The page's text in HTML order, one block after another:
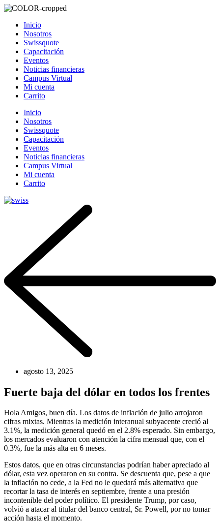
Inicio
Nosotros
Swissquote
Capacitación
Eventos
Noticias financieras
Campus Virtual
Mi cuenta
Carrito
Inicio
Nosotros
Swissquote
Capacitación
Eventos
Noticias financieras
Campus Virtual
Mi cuenta
Carrito
agosto 13, 2025
Fuerte baja del dólar en todos los frentes
Hola Amigos, buen día. Los datos de inflación de julio arrojaron
cifras mixtas. Mientras la medición interanual subyacente creció al
3.1%, la medición general quedó en el 2.8% esperado. Sin embargo,
los mercados evaluaron con atención la cifra mensual que, con el
0.3%, fue la más alta en 6 meses.
Estos datos, que en otras circunstancias podrían haber apreciado al
dólar, esta vez operaron en su contra. Se descuenta que, pese a que
la inflación no cede, a la Fed no le quedará más alternativa que
recortar la tasa de interés en septiembre, frente a una presión
incontenible del poder político. El presidente Trump, por caso,
volvió a atacar al titular del banco central, Sr. Powell, por no tomar
acción hasta el momento.